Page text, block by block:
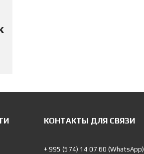
КОНТАКТЫ ДЛЯ СВЯЗИ
+ 995 (574) 14 07 60 (WhatsApp)